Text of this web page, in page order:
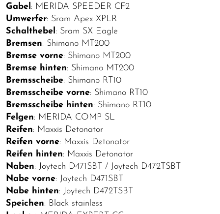
Gabel: MERIDA SPEEDER CF2
Umwerfer: Sram Apex XPLR
Schalthebel: Sram SX Eagle
Bremsen: Shimano MT200
Bremse vorne: Shimano MT200
Bremse hinten: Shimano MT200
Bremsscheibe: Shimano RT10
Bremsscheibe vorne: Shimano RT10
Bremsscheibe hinten: Shimano RT10
Felgen: MERIDA COMP SL
Reifen: Maxxis Detonator
Reifen vorne: Maxxis Detonator
Reifen hinten: Maxxis Detonator
Naben: Joytech D471SBT / Joytech D472TSBT
Nabe vorne: Joytech D471SBT
Nabe hinten: Joytech D472TSBT
Speichen: Black stainless